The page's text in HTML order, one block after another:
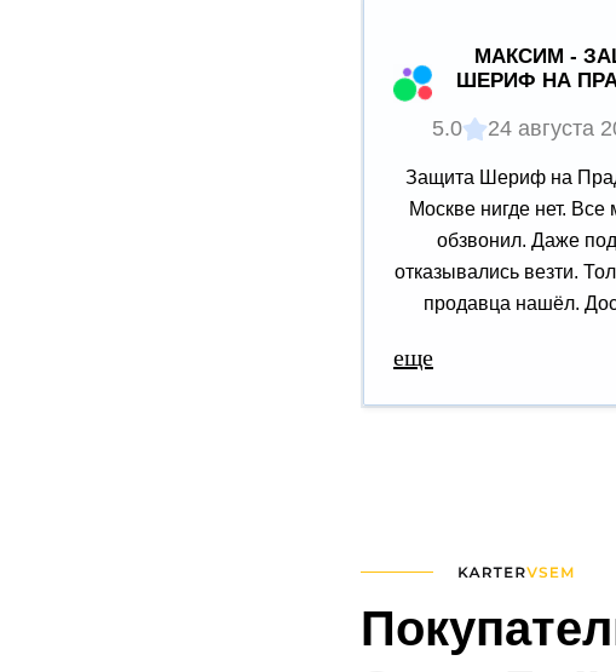
МАКСИМ -
ШЕРИФ НА
5.0 24 августа
Защита Шериф на
Москве нигде нет. Все
обзвонил. Даже под
отказывались везти.
продавца нашёл.
еще